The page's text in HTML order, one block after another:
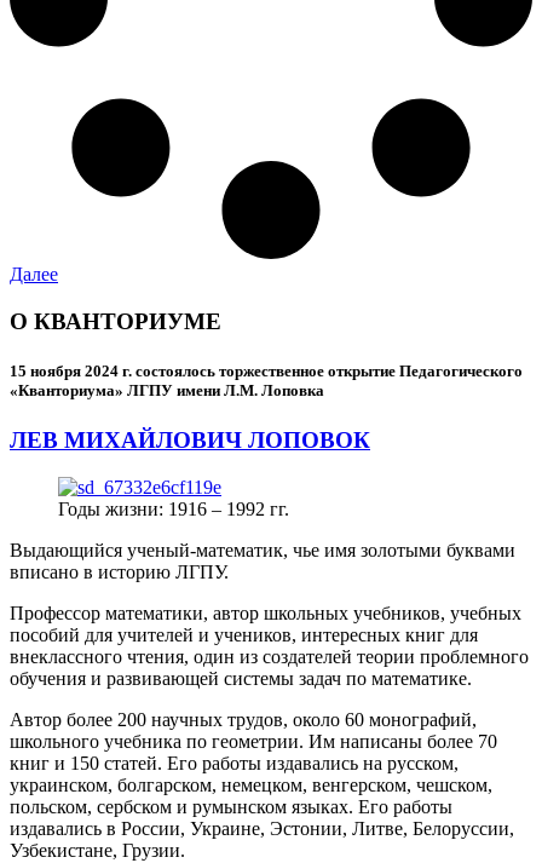
Далее
О КВАНТОРИУМЕ
15 ноября 2024 г. состоялось торжественное открытие Педагогического
«Кванториума» ЛГПУ имени Л.М. Лоповка
ЛЕВ МИХАЙЛОВИЧ ЛОПОВОК
Годы жизни: 1916 – 1992 гг.
Выдающийся ученый-математик, чье имя золотыми буквами
вписано в историю ЛГПУ.
Профессор математики, автор школьных учебников, учебных
пособий для учителей и учеников, интересных книг для
внеклассного чтения, один из создателей теории проблемного
обучения и развивающей системы задач по математике.
Автор более 200 научных трудов, около 60 монографий,
школьного учебника по геометрии. Им написаны более 70
книг и 150 статей. Его работы издавались на русском,
украинском, болгарском, немецком, венгерском, чешском,
польском, сербском и румынском языках. Его работы
издавались в России, Украине, Эстонии, Литве, Белоруссии,
Узбекистане, Грузии.